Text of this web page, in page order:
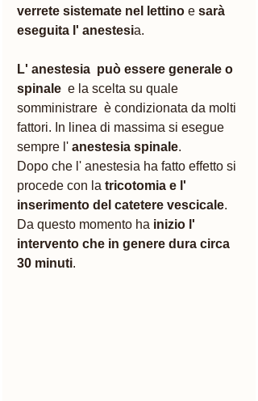
verrete sistemate nel lettino e sarà
eseguita l' anestesia.
L' anestesia  può essere generale o
spinale e la scelta su quale
somministrare  è condizionata da molti
fattori. In linea di massima si esegue
sempre l' anestesia spinale.
Dopo che l' anestesia ha fatto effetto si
procede con la tricotomia e l'
inserimento del catetere vescicale.
Da questo momento ha inizio l'
intervento che in genere dura circa
30 minuti.